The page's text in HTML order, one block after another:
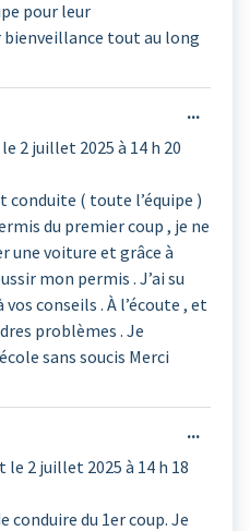
pour leur
tout au long
2 juillet 2025 à 14 h 20
conduite ( toute l’équipe )
du premier coup , je ne
une voiture et grâce à
mon permis . J’ai su
conseils . À l’écoute , et
problèmes . Je
sans soucis Merci
...
méta.
le 2 juillet 2025 à 14 h 18
du 1er coup. Je
...